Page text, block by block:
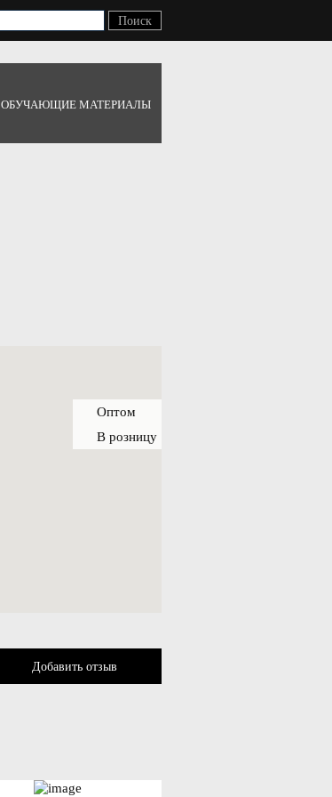
ОБУЧАЮЩИЕ МАТЕРИАЛЫ
Оптом
В розницу
Добавить отзыв